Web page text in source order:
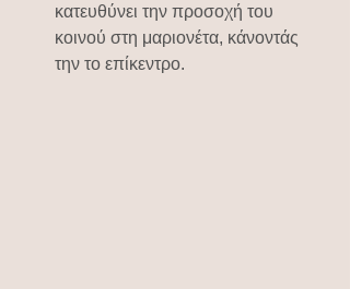
κατευθύνει την προσοχή του
κοινού στη μαριονέτα, κάνοντάς
την το επίκεντρο.